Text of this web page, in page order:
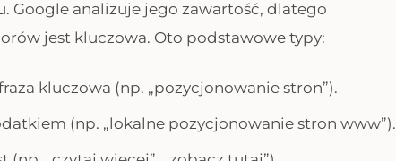
Google analizuje jego zawartość, dlatego
jest kluczowa. Oto podstawowe typy:
kluczowa (np. „pozycjonowanie stron”).
(np. „lokalne pozycjonowanie stron www”).